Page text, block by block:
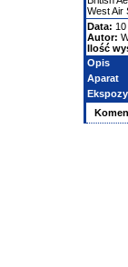
West Air
Data:
Autor:
Ilość
Opis
Aparat